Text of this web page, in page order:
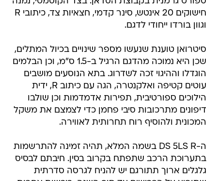
חישוקים 20 אינטש, סינר קדמי, חצאיות צד, כיתובי R
וגוון בורדו ייחודי לדגם.
סיטרואן טוענת שנעשו מספר שינויים בכיול המתלים,
שכן היא נמוכה מהדגם הרגיל ב-1.5 ס"מ, וכן הבלמים
הוגדלו וההיגוי זכה לשדרוג. בתא הנוסעים מושבים
עוטים קטיפה ואלקנטרה, הגה עם כיתוב R, ידית
הילוכים ספורטיבית, תפירות אדמדמות וכן שולבו
דיפונים מתרכובות סיבי פחמן כדי לצמצם את משקל
המכונית ולהוסיף רוח תחרותית לאווירה.
ה-DS 5LS R בשמה המלא, תהיה זמינה להתרשמות
בתערוכת הרכב שתפתח בקרוב בסין. חיבתם לבסיס
גלגלים ארוך תתורגם יש להניח לגרסה סדרתית